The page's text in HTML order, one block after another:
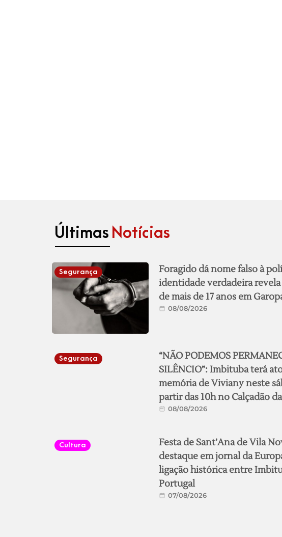
Últimas Notícias
Segurança
Foragido dá nome falso à
identidade verdadeira
de mais de 17 anos em
08/08/2026
Segurança
“NÃO PODEMOS
SILÊNCIO”: Imbituba terá
memória de Viviany neste
partir das 10h no Calçadão
08/08/2026
Cultura
Festa de Sant’Ana de Vila
destaque em jornal da
ligação histórica entre
Portugal
07/08/2026